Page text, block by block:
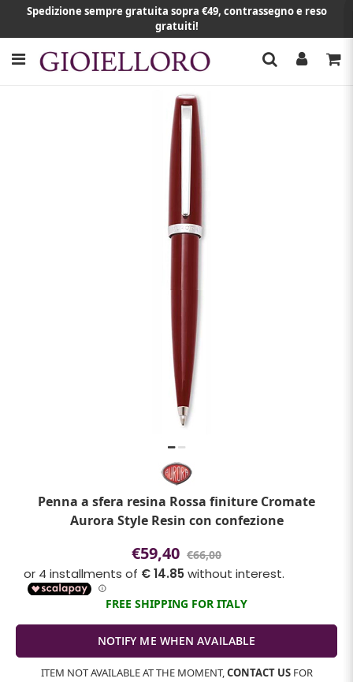
Spedizione sempre gratuita sopra €49, contrassegno e reso
gratuiti!
Penna a sfera resina Rossa finiture Cromate
Aurora Style Resin con confezione
€59,40 €66,00
FREE SHIPPING FOR ITALY
ITEM NOT AVAILABLE AT THE MOMENT,CONTACT USFOR